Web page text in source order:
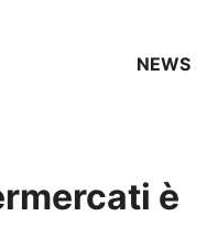
NEWS
è